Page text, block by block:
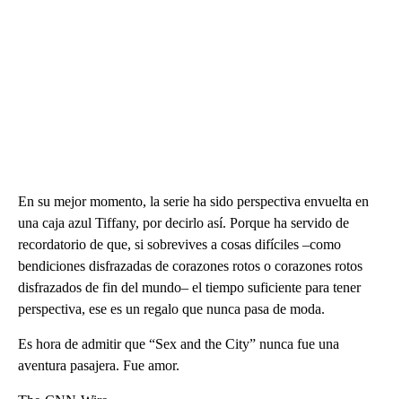
En su mejor momento, la serie ha sido perspectiva envuelta en
una caja azul Tiffany, por decirlo así. Porque ha servido de
recordatorio de que, si sobrevives a cosas difíciles –como
bendiciones disfrazadas de corazones rotos o corazones rotos
disfrazados de fin del mundo– el tiempo suficiente para tener
perspectiva, ese es un regalo que nunca pasa de moda.
Es hora de admitir que “Sex and the City” nunca fue una
aventura pasajera. Fue amor.